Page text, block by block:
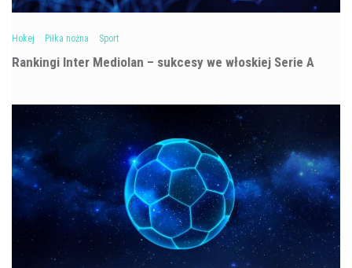
Hokej Piłka nożna Sport
Rankingi Inter Mediolan – sukcesy we włoskiej Serie A